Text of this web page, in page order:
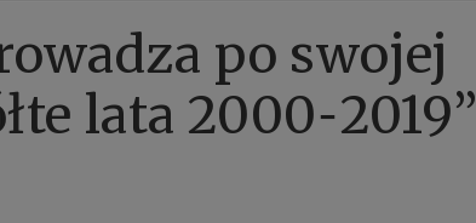
po swojej
lata 2000˗2019”